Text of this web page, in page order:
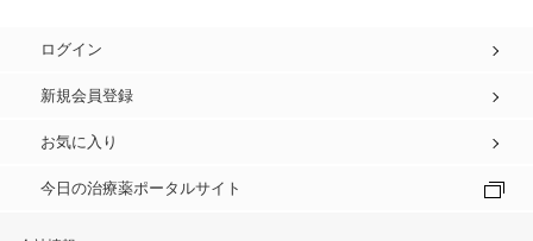
ログイン
新規会員登録
お気に入り
今日の治療薬ポータルサイト